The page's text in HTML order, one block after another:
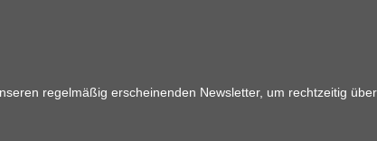
regelmäßig erscheinenden Newsletter, um rechtzeitig